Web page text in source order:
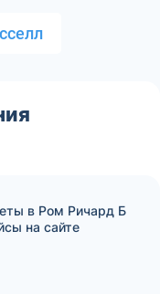
в Ром Ричард Б
на сайте